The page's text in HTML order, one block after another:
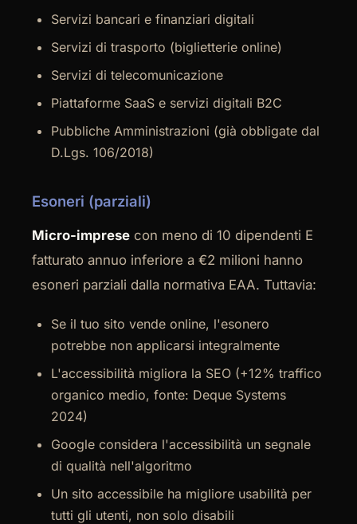
Servizi bancari e finanziari digitali
Servizi di trasporto (biglietterie online)
Servizi di telecomunicazione
Piattaforme SaaS e servizi digitali B2C
Pubbliche Amministrazioni (già obbligate dal
D.Lgs. 106/2018)
Esoneri (parziali)
Micro-imprese con meno di 10 dipendenti E
fatturato annuo inferiore a €2 milioni hanno
esoneri parziali dalla normativa EAA. Tuttavia:
Se il tuo sito vende online, l'esonero
potrebbe non applicarsi integralmente
L'accessibilità migliora la SEO (+12% traffico
organico medio, fonte: Deque Systems
2024)
Google considera l'accessibilità un segnale
di qualità nell'algoritmo
Un sito accessibile ha migliore usabilità per
tutti gli utenti, non solo disabili